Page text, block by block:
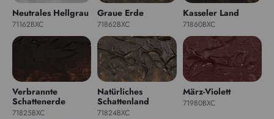
Neutrales Hellgrau
71162BXC
Graue Erde
71862BXC
Kasseler Land
71860BXC
Verbrannte
Schattenerde
71825BXC
Natürliches
Schattenland
71824BXC
März-Violett
71980BXC